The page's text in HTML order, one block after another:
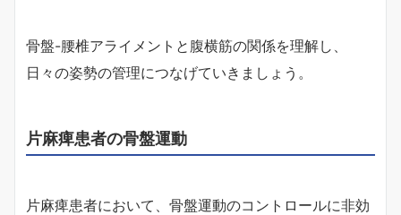
骨盤-腰椎アライメントと腹横筋の関係を理解し、
日々の姿勢の管理につなげていきましょう。
片麻痺患者の骨盤運動
片麻痺患者において、骨盤運動のコントロールに非効